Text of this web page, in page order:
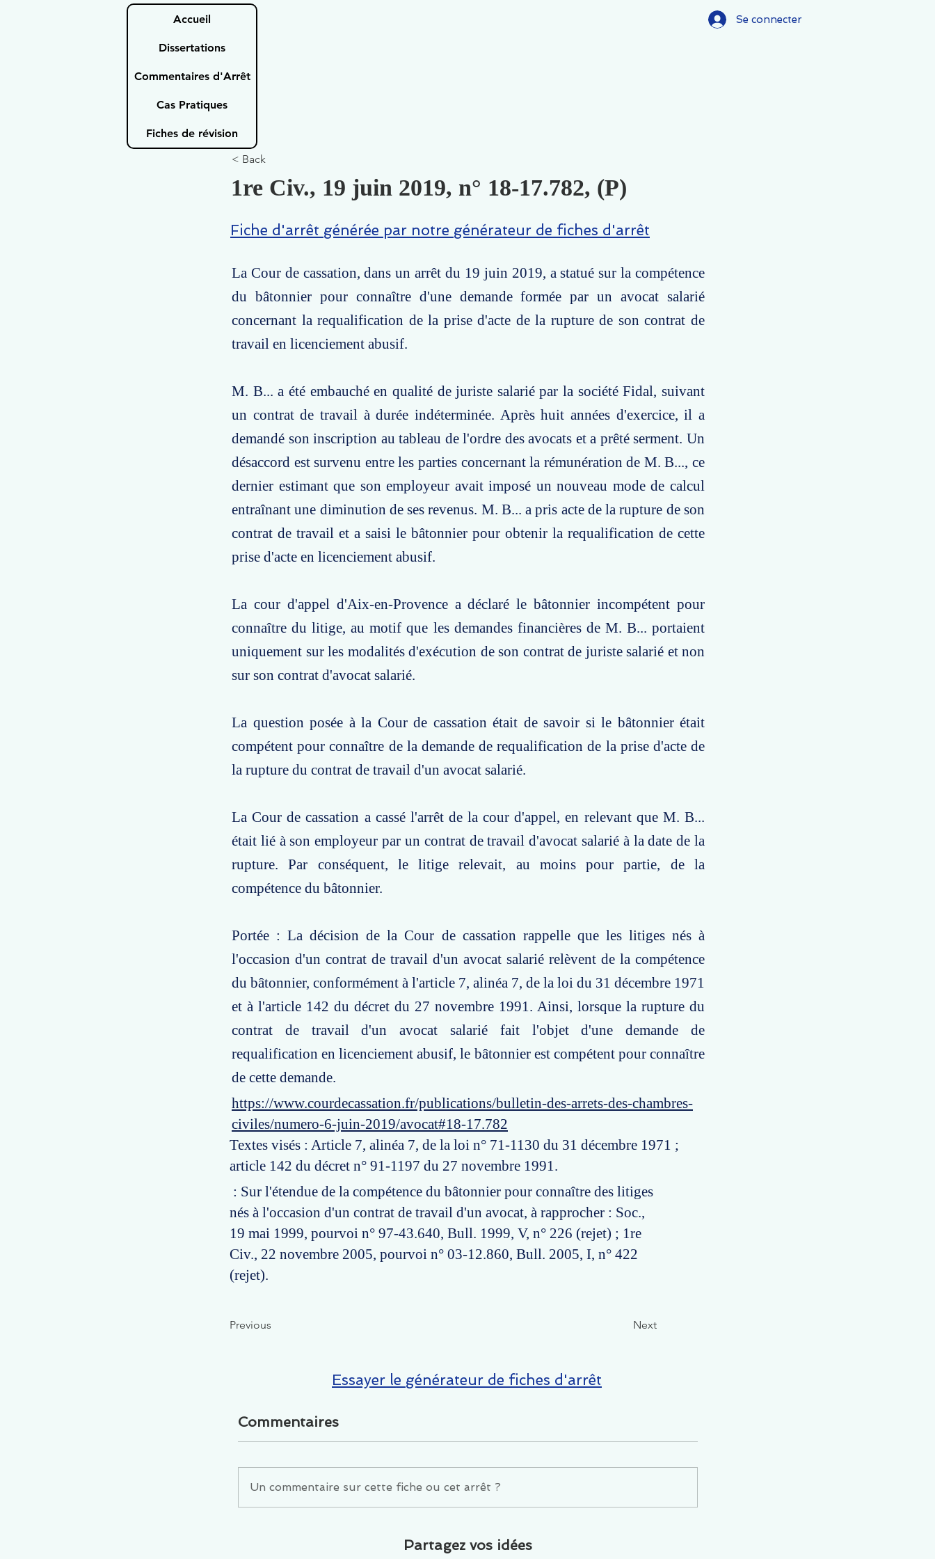
Accueil
Dissertations
Commentaires d'Arrêt
Cas Pratiques
Fiches de révision
Se connecter
< Back
1re Civ., 19 juin 2019, n° 18-17.782, (P)
Fiche d'arrêt générée par notre générateur de fiches d'arrêt
La Cour de cassation, dans un arrêt du 19 juin 2019, a statué sur la compétence
du bâtonnier pour connaître d'une demande formée par un avocat salarié
concernant la requalification de la prise d'acte de la rupture de son contrat de
travail en licenciement abusif.
M. B... a été embauché en qualité de juriste salarié par la société Fidal, suivant
un contrat de travail à durée indéterminée. Après huit années d'exercice, il a
demandé son inscription au tableau de l'ordre des avocats et a prêté serment. Un
désaccord est survenu entre les parties concernant la rémunération de M. B..., ce
dernier estimant que son employeur avait imposé un nouveau mode de calcul
entraînant une diminution de ses revenus. M. B... a pris acte de la rupture de son
contrat de travail et a saisi le bâtonnier pour obtenir la requalification de cette
prise d'acte en licenciement abusif.
La cour d'appel d'Aix-en-Provence a déclaré le bâtonnier incompétent pour
connaître du litige, au motif que les demandes financières de M. B... portaient
uniquement sur les modalités d'exécution de son contrat de juriste salarié et non
sur son contrat d'avocat salarié.
La question posée à la Cour de cassation était de savoir si le bâtonnier était
compétent pour connaître de la demande de requalification de la prise d'acte de
la rupture du contrat de travail d'un avocat salarié.
La Cour de cassation a cassé l'arrêt de la cour d'appel, en relevant que M. B...
était lié à son employeur par un contrat de travail d'avocat salarié à la date de la
rupture. Par conséquent, le litige relevait, au moins pour partie, de la
compétence du bâtonnier.
Portée : La décision de la Cour de cassation rappelle que les litiges nés à
l'occasion d'un contrat de travail d'un avocat salarié relèvent de la compétence
du bâtonnier, conformément à l'article 7, alinéa 7, de la loi du 31 décembre 1971
et à l'article 142 du décret du 27 novembre 1991. Ainsi, lorsque la rupture du
contrat de travail d'un avocat salarié fait l'objet d'une demande de
requalification en licenciement abusif, le bâtonnier est compétent pour connaître
de cette demande.
https://www.courdecassation.fr/publications/bulletin-des-arrets-des-chambres-
civiles/numero-6-juin-2019/avocat#18-17.782
Textes visés : Article 7, alinéa 7, de la loi n° 71-1130 du 31 décembre 1971 ;
article 142 du décret n° 91-1197 du 27 novembre 1991.
: Sur l'étendue de la compétence du bâtonnier pour connaître des litiges
nés à l'occasion d'un contrat de travail d'un avocat, à rapprocher : Soc.,
19 mai 1999, pourvoi n° 97-43.640, Bull. 1999, V, n° 226 (rejet) ; 1re
Civ., 22 novembre 2005, pourvoi n° 03-12.860, Bull. 2005, I, n° 422
(rejet).
Previous Next
Essayer le générateur de fiches d'arrêt
Commentaires
Un commentaire sur cette fiche ou cet arrêt ?
Partagez vos idées